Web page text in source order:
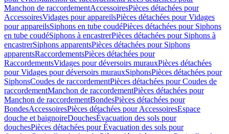
Manchon de raccordementAccessoiresPièces détachées pour
AccessoiresVidages pour appareilsPièces détachées pour Vidages
pour appareilsSiphons en tube coudéPièces détachées pour Siphons
en tube coudéSiphons à encastrerPièces détachées pour Siphons à
encastrerSiphons apparentsPièces détachées pour Siphons
apparentsRaccordementsPièces détachées pour
RaccordementsVidages pour déversoirs murauxPièces détachées
pour Vidages pour déversoirs murauxSiphonsPièces détachées pour
SiphonsCoudes de raccordementPièces détachées pour Coudes de
raccordementManchon de raccordementPièces détachées pour
Manchon de raccordementBondesPièces détachées pour
BondesAccessoiresPièces détachées pour AccessoiresEspace
douche et baignoireDouchesÉvacuation des sols pour
douchesPièces détachées pour Évacuation des sols pour